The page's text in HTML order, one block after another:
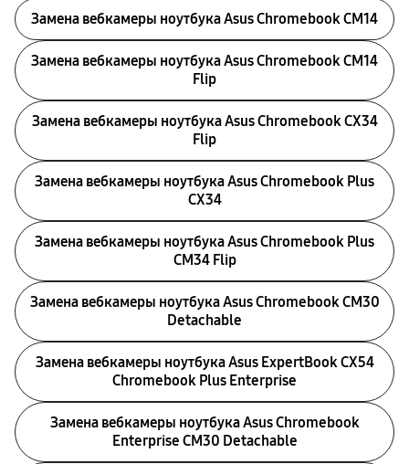
Замена вебкамеры ноутбука Asus Chromebook CM14
Замена вебкамеры ноутбука Asus Chromebook CM14
Flip
Замена вебкамеры ноутбука Asus Chromebook CX34
Flip
Замена вебкамеры ноутбука Asus Chromebook Plus
CX34
Замена вебкамеры ноутбука Asus Chromebook Plus
CM34 Flip
Замена вебкамеры ноутбука Asus Chromebook CM30
Detachable
Замена вебкамеры ноутбука Asus ExpertBook CX54
Chromebook Plus Enterprise
Замена вебкамеры ноутбука Asus Chromebook
Enterprise CM30 Detachable